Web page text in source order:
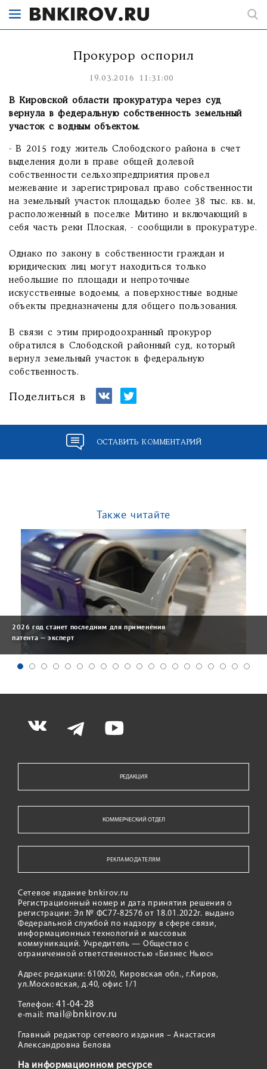
Прокурор оспорил
19.03.2016 11:31:00
В Кировской области прокуратура через суд
вернула в федеральную собственность земельный
участок с водным объектом.
- В 2015 году житель Слободского района в счет
выделения доли в праве общей долевой
собственности сельхозпредприятия провел
межевание и зарегистрировал право собственности
на земельный участок площадью более 38 тыс. кв. м,
расположенный в поселке Митино и включающий в
себя часть реки Плоская, - сообщили в прокуратуре.
Однако по закону в собственности граждан и
юридических лиц могут находиться только
небольшие по площади и непроточные
искусственные водоемы, а поверхностные водные
объекты предназначены для общего пользования.
В связи с этим природоохранный прокурор
обратился в Слободской районный суд, который
вернул земельный участок в федеральную
собственность.
Поделиться в
ОСТАВИТЬ КОММЕНТАРИЙ
Также читайте
2026 год станет последним для применения
патента — эксперт
РЕДАКЦИЯ
КОММЕРЧЕСКИЙ ОТДЕЛ
РЕКЛАМОДАТЕЛЯМ
Сетевое издание bnkirov.ru
Регистрационный номер и дата принятия решения о
регистрации: Эл № ФС77-82576 от 18.01.2022г. выдано
Федеральной службой по надзору в сфере связи,
информационных технологий и массовых
коммуникаций. Учредитель — Общество с
ограниченной ответственностью «Бизнес Ньюс»
Адрес редакции: 610020, Кировская обл., г.Киров,
ул.Московская, д.40, офис 1/1
Телефон:41-04-28
e-mail: mail@bnkirov.ru
Главный редактор сетевого издания – Анастасия
Александровна Белова
На информационном ресурсе